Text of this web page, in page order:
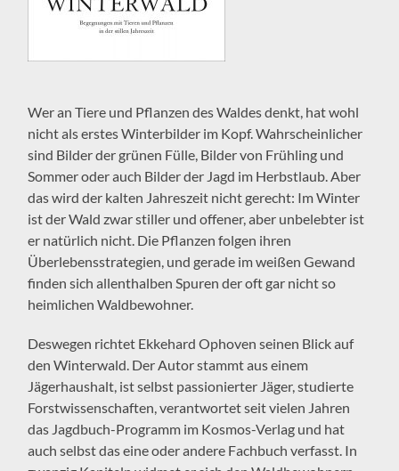
Wer an Tiere und Pflanzen des Waldes denkt, hat wohl
nicht als erstes Winterbilder im Kopf. Wahrscheinlicher
sind Bilder der grünen Fülle, Bilder von Frühling und
Sommer oder auch Bilder der Jagd im Herbstlaub. Aber
das wird der kalten Jahreszeit nicht gerecht: Im Winter
ist der Wald zwar stiller und offener, aber unbelebter ist
er natürlich nicht. Die Pflanzen folgen ihren
Überlebensstrategien, und gerade im weißen Gewand
finden sich allenthalben Spuren der oft gar nicht so
heimlichen Waldbewohner.
Deswegen richtet Ekkehard Ophoven seinen Blick auf
den Winterwald. Der Autor stammt aus einem
Jägerhaushalt, ist selbst passionierter Jäger, studierte
Forstwissenschaften, verantwortet seit vielen Jahren
das Jagdbuch-Programm im Kosmos-Verlag und hat
auch selbst das eine oder andere Fachbuch verfasst. In